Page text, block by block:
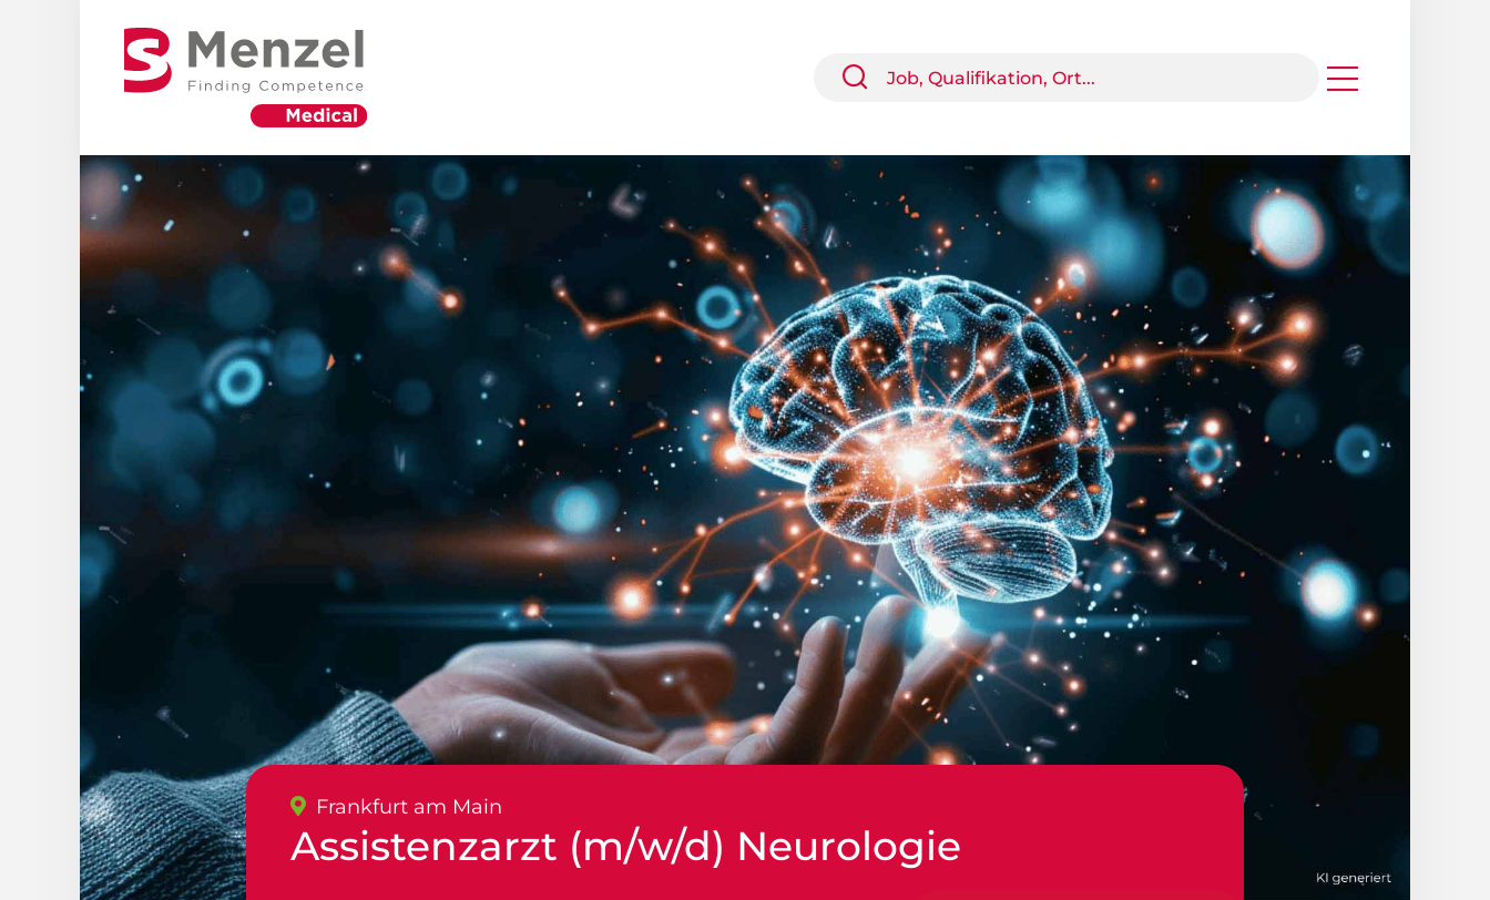
Frankfurt am Main
Assistenzarzt (m/w/d) Neurologie